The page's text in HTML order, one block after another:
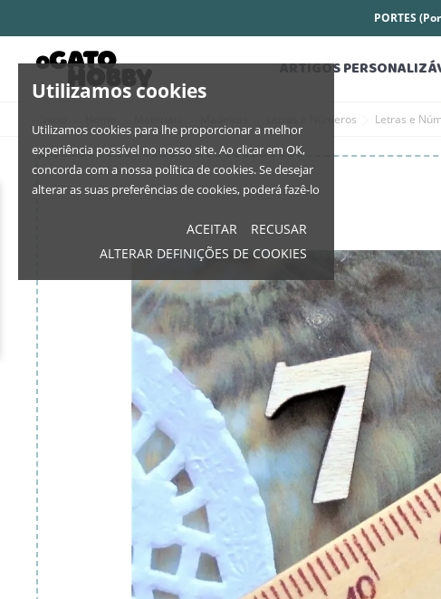
Utilizamos cookies
Utilizamos cookies para lhe proporcionar a melhor
experiência possível no nosso site. Ao clicar em OK,
concorda com a nossa política de cookies. Se desejar
alterar as suas preferências de cookies, poderá fazê-lo
ACEITAR
RECUSAR
ALTERAR DEFINIÇÕES DE COOKIES
PORTES
ARTIGOS
Letras e Números Letras e